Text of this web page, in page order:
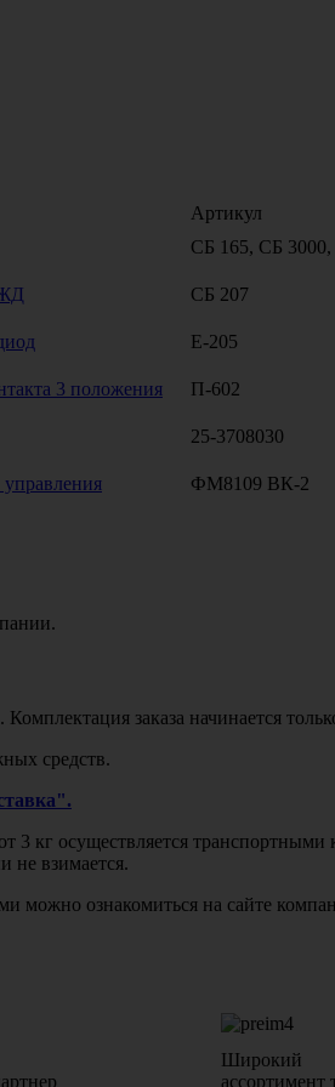
Артикул
СБ 165, СБ 3000,
СБ 207
Е-205
3 положения П-602
25-3708030
ФМ8109 ВК-2
заказа начинается
средств.
от 3 кг осуществляется
не взимается.
можно ознакомиться на сайте
Широкий
ассортимент